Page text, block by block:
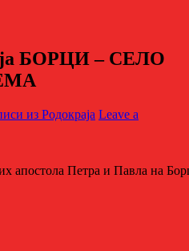
БОРЦИ – СЕЛО
из Родoкраја Leave a
апостола Петра и Павла на